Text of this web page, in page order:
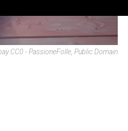
CC0 - PassioneFolle, Public Domain